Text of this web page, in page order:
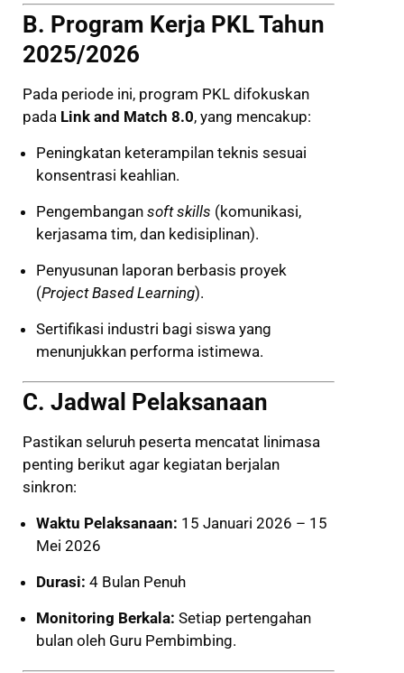
B. Program Kerja PKL Tahun
2025/2026
Pada periode ini, program PKL difokuskan
pada Link and Match 8.0, yang mencakup:
Peningkatan keterampilan teknis sesuai
konsentrasi keahlian.
Pengembangan soft skills (komunikasi,
kerjasama tim, dan kedisiplinan).
Penyusunan laporan berbasis proyek
(Project Based Learning).
Sertifikasi industri bagi siswa yang
menunjukkan performa istimewa.
C. Jadwal Pelaksanaan
Pastikan seluruh peserta mencatat linimasa
penting berikut agar kegiatan berjalan
sinkron:
Waktu Pelaksanaan: 15 Januari 2026 – 15
Mei 2026
Durasi: 4 Bulan Penuh
Monitoring Berkala: Setiap pertengahan
bulan oleh Guru Pembimbing.